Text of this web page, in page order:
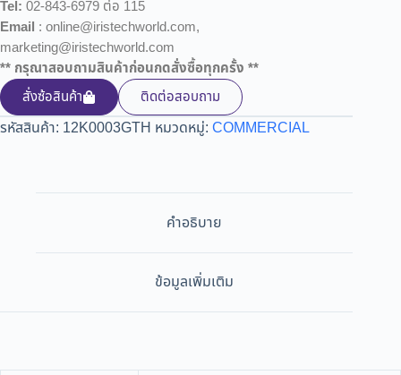
Tel: 02-843-6979 ต่อ 115
Email : online@iristechworld.com,
marketing@iristechworld.com
** กรุณาสอบถามสินค้าก่อนกดสั่งซื้อทุกครั้ง **
สั่งซ้อสินค้า
ติดต่อสอบถาม
รหัสสินค้า: 12K0003GTH หมวดหมู่: COMMERCIAL
คำอธิบาย
ข้อมูลเพิ่มเติม